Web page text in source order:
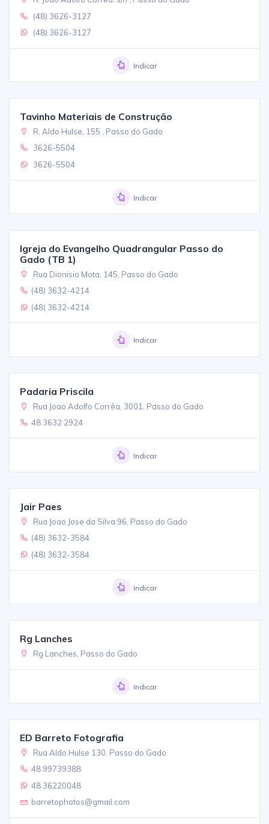
(48) 3626-3127
(48) 3626-3127
Indicar
Tavinho Materiais de Construção
R. Aldo Hulse, 155 , Passo do Gado
3626-5504
3626-5504
Indicar
Igreja do Evangelho Quadrangular Passo do
Gado (TB 1)
Rua Dionisio Mota, 145, Passo do Gado
(48) 3632-4214
(48) 3632-4214
Indicar
Padaria Priscila
Rua Joao Adolfo Corrêa, 3001, Passo do Gado
48 3632 2924
Indicar
Jair Paes
Rua Joao Jose da Silva 96, Passo do Gado
(48) 3632-3584
(48) 3632-3584
Indicar
Rg Lanches
Rg Lanches, Passo do Gado
Indicar
ED Barreto Fotografia
Rua Aldo Hulse 130, Passo do Gado
48 99739388
48 36220048
barretophotos@gmail.com